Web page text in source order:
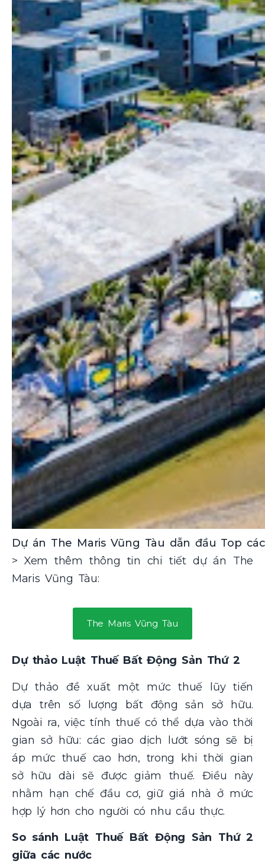
Dự án The Maris Vũng Tàu dẫn đầu Top
> Xem thêm thông tin chi tiết dự án The
Maris Vũng Tàu:
The Maris Vũng Tàu
Dự thảo Luật Thuế Bất Động Sản Thứ 2
Dự thảo đề xuất một mức thuế lũy tiến
dựa trên số lượng bất động sản sở hữu.
Ngoài ra, việc tính thuế có thể dựa vào thời
gian sở hữu: các giao dịch lướt sóng sẽ bị
áp mức thuế cao hơn, trong khi thời gian
sở hữu dài sẽ được giảm thuế. Điều này
nhằm hạn chế đầu cơ, giữ giá nhà ở mức
hợp lý hơn cho người có nhu cầu thực​.
So sánh Luật Thuế Bất Động Sản Thứ 2
giữa các nước